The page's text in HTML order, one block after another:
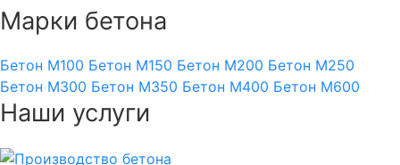
Марки бетона
Бетон М100 Бетон М150 Бетон М200 Бетон М250
Бетон М300 Бетон М350 Бетон М400 Бетон М600
Наши услуги